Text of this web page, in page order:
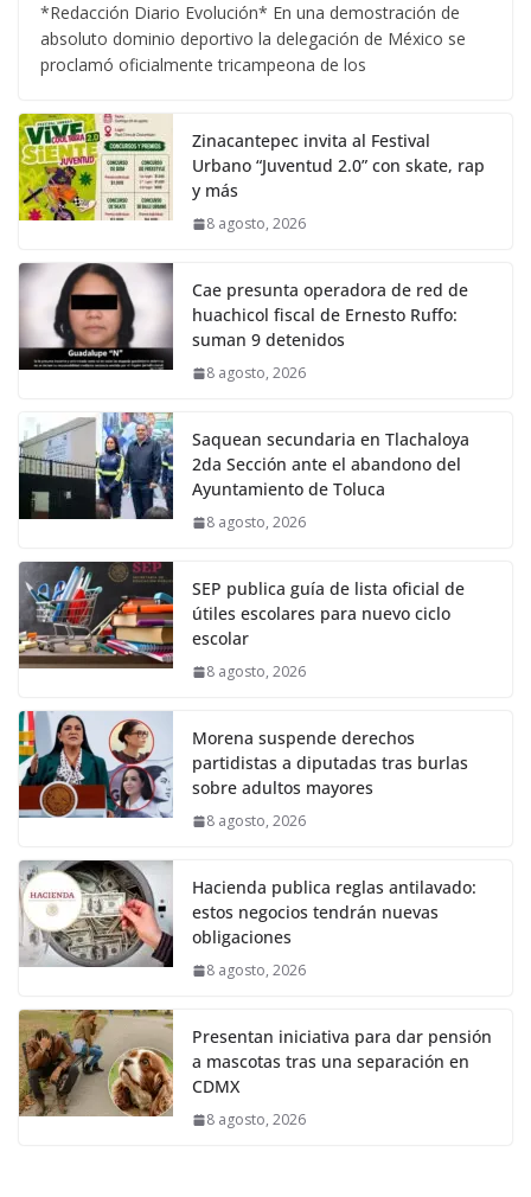
*Redacción Diario Evolución* En una demostración de
absoluto dominio deportivo la delegación de México se
proclamó oficialmente tricampeona de los
Zinacantepec invita al Festival
Urbano “Juventud 2.0” con skate, rap
y más
8 agosto, 2026
Cae presunta operadora de red de
huachicol fiscal de Ernesto Ruffo:
suman 9 detenidos
8 agosto, 2026
Saquean secundaria en Tlachaloya
2da Sección ante el abandono del
Ayuntamiento de Toluca
8 agosto, 2026
SEP publica guía de lista oficial de
útiles escolares para nuevo ciclo
escolar
8 agosto, 2026
Morena suspende derechos
partidistas a diputadas tras burlas
sobre adultos mayores
8 agosto, 2026
Hacienda publica reglas antilavado:
estos negocios tendrán nuevas
obligaciones
8 agosto, 2026
Presentan iniciativa para dar pensión
a mascotas tras una separación en
CDMX
8 agosto, 2026